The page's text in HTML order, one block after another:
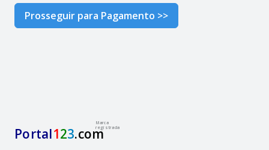
Prosseguir para Pagamento >>
Portal123.com
Marca
registrada